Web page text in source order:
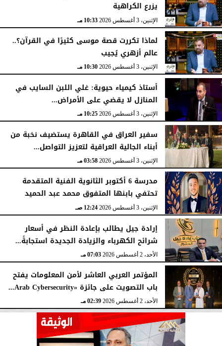
يزرع الكراهية
الإثنين، 3 أغسطس 2026 10:33 مـ
لماذا تكررت قصة موسى كثيرًا في القرآن؟..
عالم أزهري يُجيب
الإثنين، 3 أغسطس 2026 10:30 مـ
أستاذ كيمياء حيوية: غلي اللبن السايب في
المنازل لا يقضي على الأمراض...
الإثنين، 3 أغسطس 2026 10:25 مـ
سفير العراق في القاهرة يستضيف نخبة من
أبناء الجالية العراقية لتعزيز التواصل...
الإثنين، 3 أغسطس 2026 03:58 مـ
مدرسة 6 أكتوبر الثانوية الفنية المتقدمة
تحتفي بابنها المتفوق محمد عبد الحميد
الإثنين، 3 أغسطس 2026 12:24 صـ
إرادة جيل يطالب بإعادة النظر في أسعار
شرائح الكهرباء والزيادة الجديدة استجابةً...
الأحد، 2 أغسطس 2026 07:03 مـ
المؤتمر العربي العاشر لأمن المعلومات يفتح
باب التصويت على جائزة «Arab Cybersecurity...
الأحد، 2 أغسطس 2026 02:39 مـ